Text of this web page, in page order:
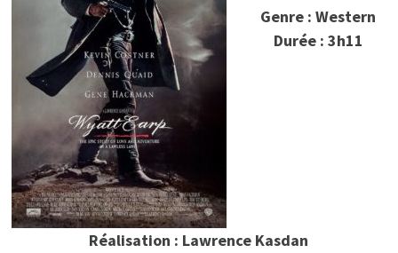
Genre : Western
Durée : 3h11
Réalisation : Lawrence Kasdan